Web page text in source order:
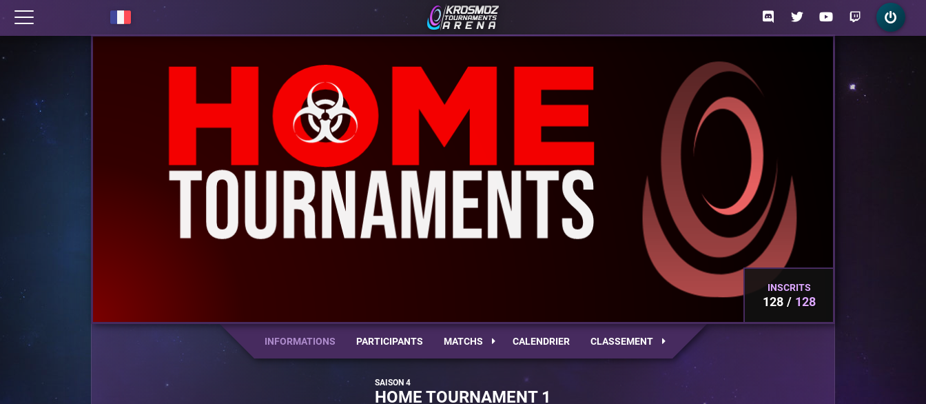
INSCRITS
128 128
INFORMATIONS PARTICIPANTS MATCHS CALENDRIER CLASSEMENT
HOME TOURNAMENT 1